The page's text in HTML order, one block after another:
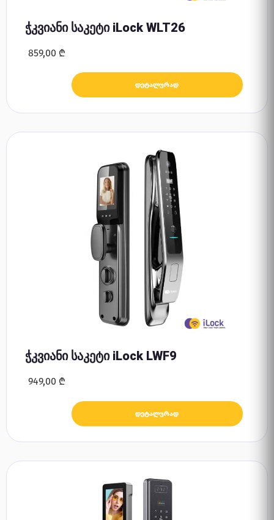
ჭკვიანი საკეტი iLock WLT26
859,00 ₾
დეტალურად
ჭკვიანი საკეტი iLock LWF9
949,00 ₾
დეტალურად